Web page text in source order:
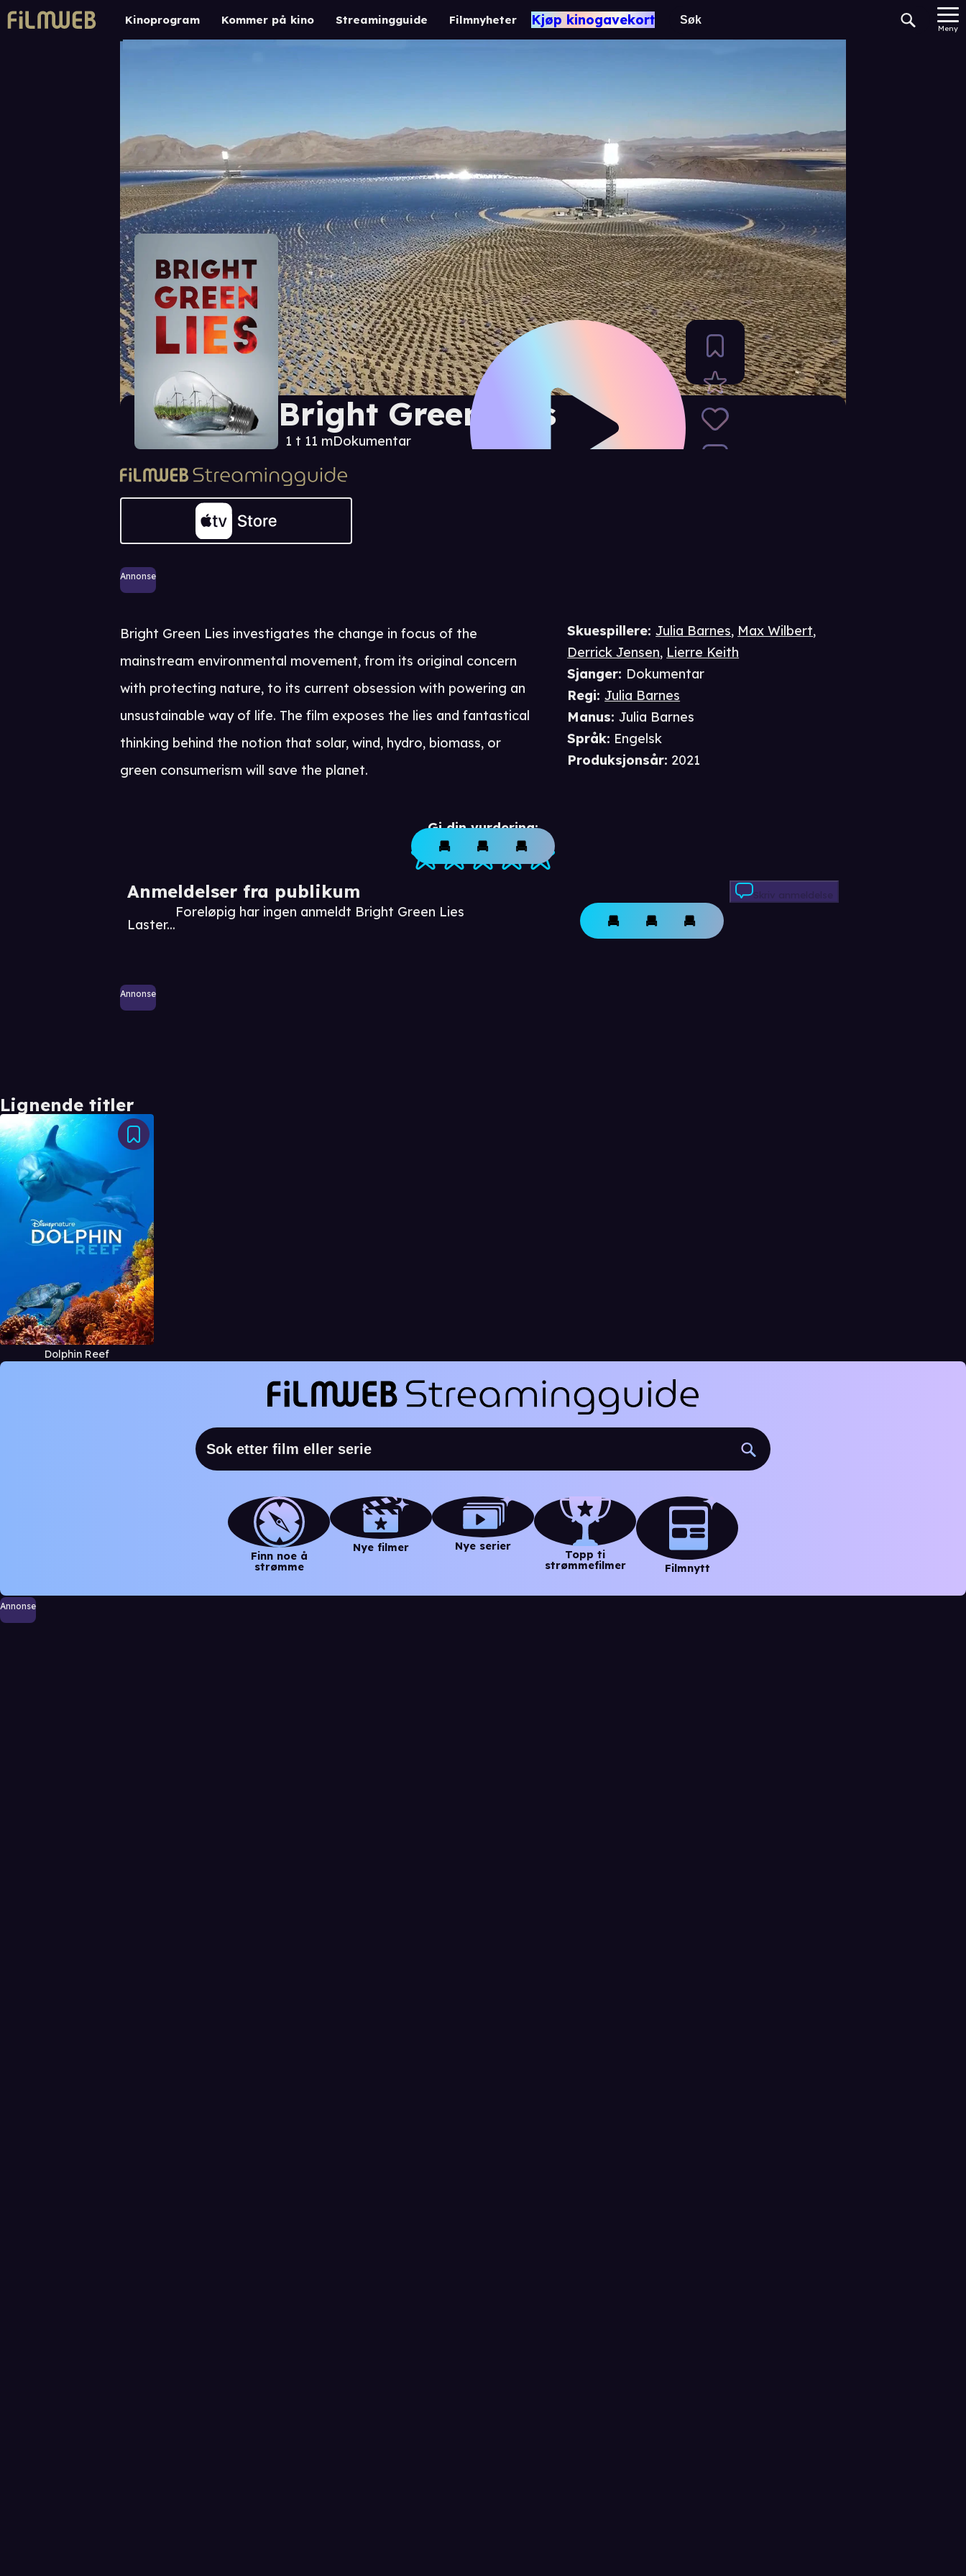
Kinoprogram Kommer på kino Streamingguide Filmnyheter Kjøp kinogavekort
Meny
Bright Green Lies
1 t 11 mDokumentar
Annonse
Gi din vurdering:
Anmeldelser fra publikum
Laster...
Foreløpig har ingen anmeldt Bright Green Lies
Skriv anmeldelse
Annonse
Skuespillere:Julia Barnes, Max Wilbert,
Derrick Jensen, Lierre Keith
Sjanger: Dokumentar
Regi:Julia Barnes
Manus:Julia Barnes
Språk: Engelsk
Produksjonsår: 2021
Bright Green Lies investigates the change in focus of the
mainstream environmental movement, from its original concern
with protecting nature, to its current obsession with powering an
unsustainable way of life. The film exposes the lies and fantastical
thinking behind the notion that solar, wind, hydro, biomass, or
green consumerism will save the planet.
Lignende titler
Dolphin Reef
Finn noe å
strømme
Nye filmer Nye serier
Topp ti
strømmefilmer
Filmnytt
Annonse